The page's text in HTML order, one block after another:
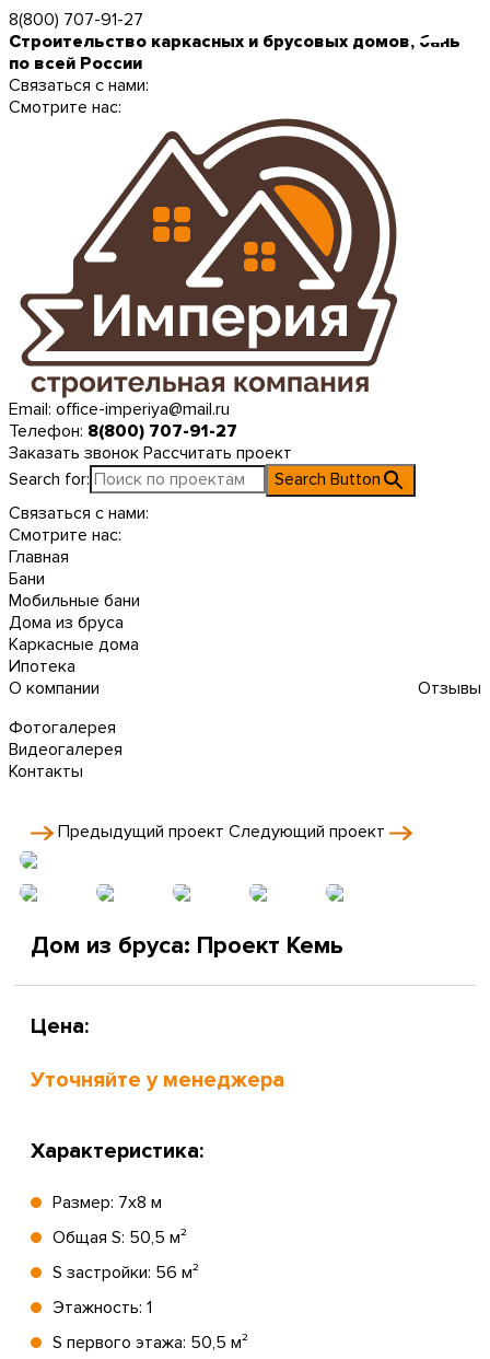
8(800) 707-91-27
Строительство каркасных и брусовых домов, бань
по всей России
Связаться с нами:
Смотрите нас:
Email: office-imperiya@mail.ru
Телефон: 8(800) 707-91-27
Заказать звонок Рассчитать проект
Search for:
Search Button
Связаться с нами:
Смотрите нас:
Главная
Бани
Мобильные бани
Дома из бруса
Каркасные дома
Ипотека
О компании
Отзывы
Фотогалерея
Видеогалерея
Контакты
Предыдущий проект Следующий проект
Дом из бруса: Проект Кемь
Цена:
Уточняйте у менеджера
Характеристика:
Размер: 7х8 м
Общая S: 50,5 м²
S застройки: 56 м²
Этажность: 1
S первого этажа: 50,5 м²